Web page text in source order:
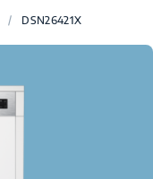
/ DSN26421X